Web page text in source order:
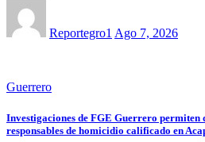
Reportegro1 Ago 7, 2026
Guerrero
Investigaciones de FGE Guerrero permiten
responsables de homicidio calificado en